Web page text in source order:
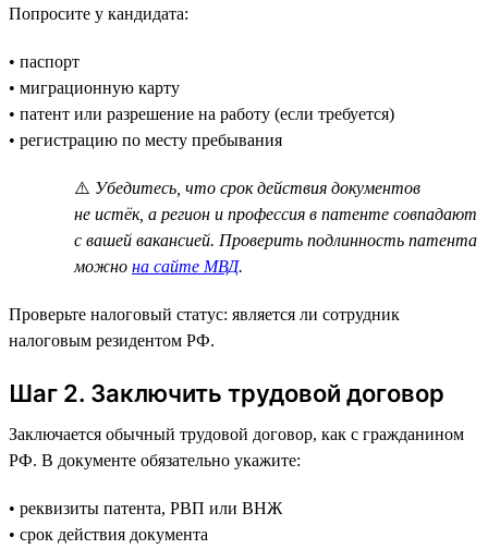
Попросите у кандидата:
• паспорт
• миграционную карту
• патент или разрешение на работу (если требуется)
• регистрацию по месту пребывания
⚠️ Убедитесь, что срок действия документов
не истёк, а регион и профессия в патенте совпадают
с вашей вакансией. Проверить подлинность патента
можно на сайте МВД.
Проверьте налоговый статус: является ли сотрудник
налоговым резидентом РФ.
Шаг 2. Заключить трудовой договор
Заключается обычный трудовой договор, как с гражданином
РФ. В документе обязательно укажите:
• реквизиты патента, РВП или ВНЖ
• срок действия документа